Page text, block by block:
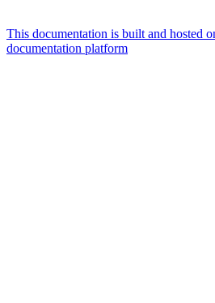
This documentation is built and hosted
documentation platform